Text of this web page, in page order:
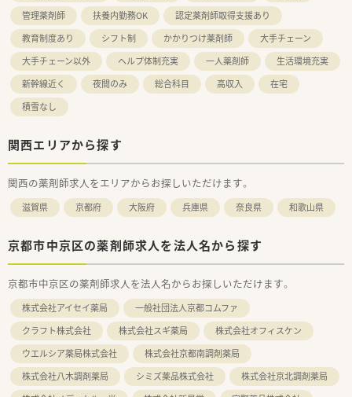
管理薬剤師
扶養内勤務OK
認定薬剤師取得支援あり
教育制度あり
シフト制 かかりつけ薬剤師
大手チェーン
大手チェーン以外
ヘルプ体制充実 一人薬剤師
生活環境充実
新幹線近く
夜間のみ 総合科目 高収入
在宅
積雪なし
関西エリアから探す
関西の薬剤師求人をエリアからお探しいただけます。
滋賀県 京都府 大阪府 兵庫県 奈良県 和歌山県
京都市中京区の薬剤師求人を法人名から探す
京都市中京区の薬剤師求人を法人名からお探しいただけます。
株式会社アイセイ薬局
一般社団法人京都コムファ
クラフト株式会社
株式会社スギ薬局
株式会社オフィスケン
ウエルシア薬局株式会社
株式会社京都南調剤薬局
株式会社八木調剤薬局
シミズ薬品株式会社
株式会社京北調剤薬局